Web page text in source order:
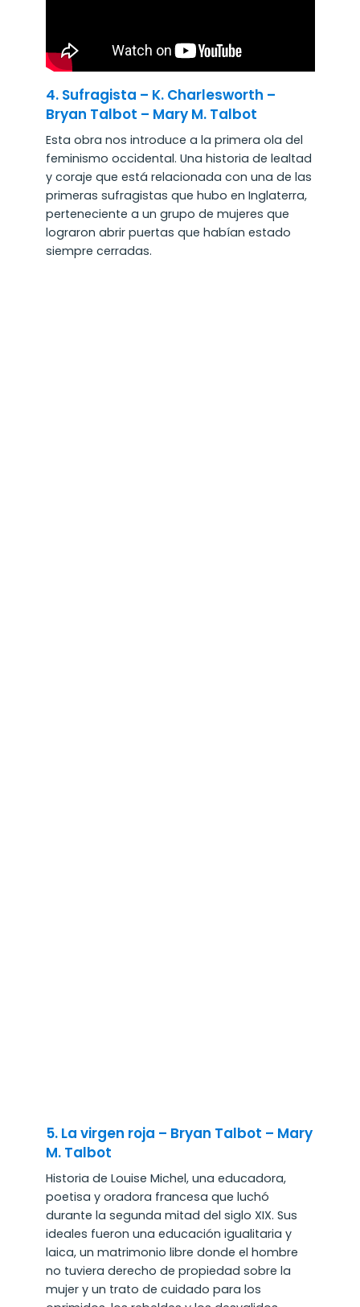
4. Sufragista – K. Charlesworth –
Bryan Talbot – Mary M. Talbot
Esta obra nos introduce a la primera ola del
feminismo occidental. Una historia de lealtad
y coraje que está relacionada con una de las
primeras sufragistas que hubo en Inglaterra,
perteneciente a un grupo de mujeres que
lograron abrir puertas que habían estado
siempre cerradas.
5. La virgen roja – Bryan Talbot – Mary
M. Talbot
Historia de Louise Michel, una educadora,
poetisa y oradora francesa que luchó
durante la segunda mitad del siglo XIX. Sus
ideales fueron una educación igualitaria y
laica, un matrimonio libre donde el hombre
no tuviera derecho de propiedad sobre la
mujer y un trato de cuidado para los